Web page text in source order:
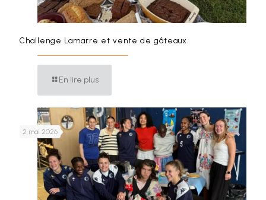
Challenge Lamarre et vente de gâteaux
En lire plus
2 mai 2026